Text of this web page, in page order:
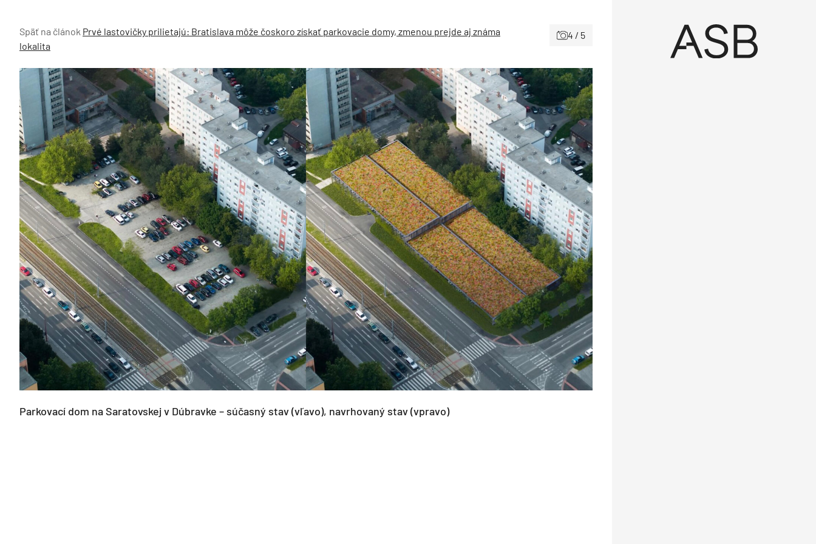
Späť na článok Prvé lastovičky prilietajú: Bratislava môže čoskoro získať parkovacie domy, zmenou prejde aj známa
lokalita
4 / 5
Parkovací dom na Saratovskej v Dúbravke – súčasný stav (vľavo), navrhovaný stav (vpravo)